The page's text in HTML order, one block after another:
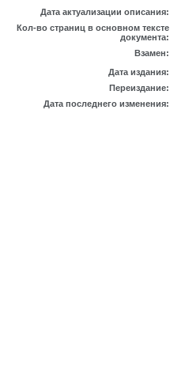
Дата актуализации описания:
Кол-во страниц в основном тексте
документа:
Взамен:
Дата издания:
Переиздание:
Дата последнего изменения: